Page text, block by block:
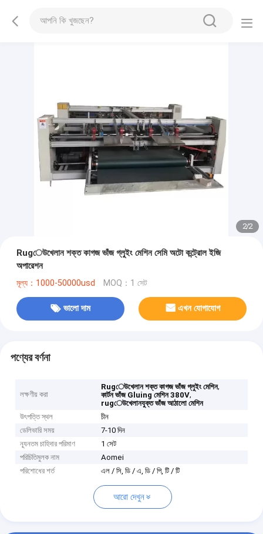
2/2
Rugেউখেলান শক্ত কাগজ ভাঁজ গ্লুইং মেশিন সেমি অটো কন্ট্রোল ইজি
অপারেশন
মূল্য：1000-50000usd MOQ：1 সেট
ভালো দাম এখন যোগাযোগ
পণ্যের বর্ণনা
লক্ষণীয় করা
Rugেউখেলান শক্ত কাগজ ভাঁজ গ্লুইং মেশিন,
কার্টন ভাঁজ Gluing মেশিন 380V,
rugেউখেলানযুক্ত ভাঁজ আঠালো মেশিন
উৎপত্তি স্থল
চীন
ডেলিভারি সময়
7-10 দিন
ন্যূনতম চাহিদার পরিমাণ
1 সেট
পরিচিতিমুলক নাম
Aomei
পরিশোধের শর্ত
এল / সি, ডি / এ, ডি / পি, টি / টি
আরো দেখুন